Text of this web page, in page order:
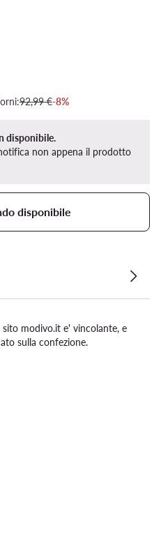
92,99 €-8%
disponibile.
non appena il prodotto
disponibile
modivo.it e' vincolante, e
sulla confezione.